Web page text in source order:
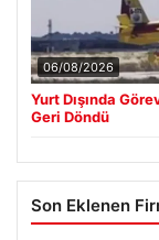
06/08/2026
Yurt Dışında
Geri Döndü
Son Eklenen